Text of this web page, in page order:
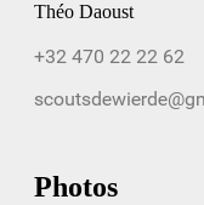
Théo Daoust
Photos